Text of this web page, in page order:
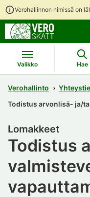
Verohallinnon nimissä on
Valikko Hae
Verohallinto
Todistus arvonlisä- ja/
Todistus
Lomakkeet